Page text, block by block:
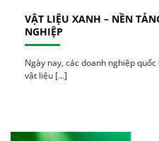
VẬT LIỆU XANH – NỀN
NGHIỆP
Ngày nay, các doanh nghiệp
vật liệu […]